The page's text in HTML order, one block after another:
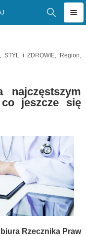
, STYL i ZDROWIE, Region,
najczęstszym
jeszcze się
Rzecznika Praw